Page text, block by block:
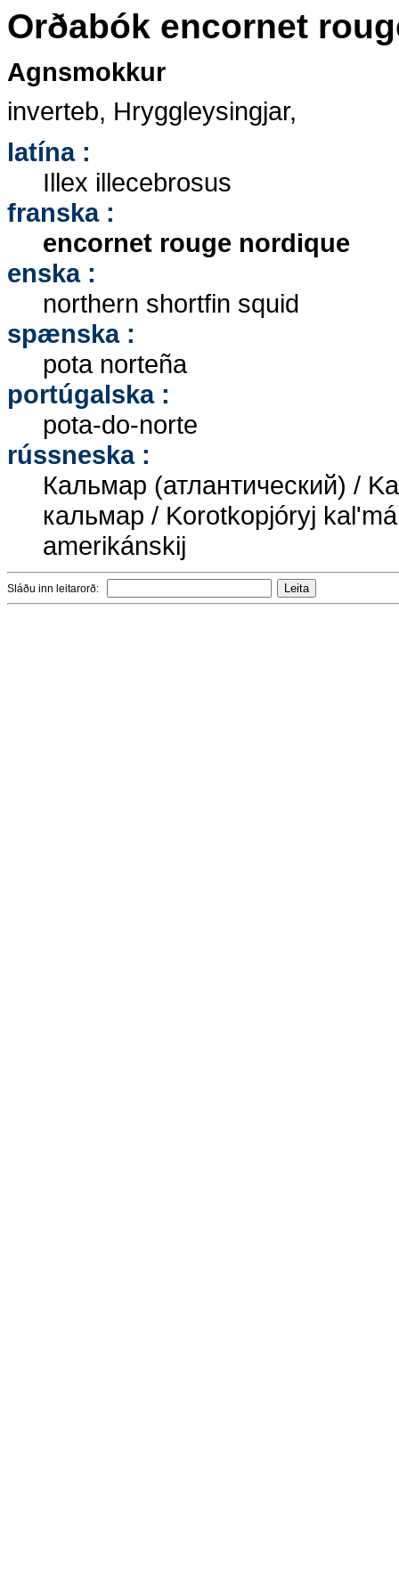
Orðabók encornet
Agnsmokkur
inverteb, Hryggleysingjar,
latína :
Illex illecebrosus
franska :
encornet rouge nordique
enska :
northern shortfin squid
spænska :
pota norteña
portúgalska :
pota-do-norte
rússneska :
Кальмар (атлантический) /
кальмар / Korotkopjóryj
amerikánskij
Sláðu inn leitarorð: